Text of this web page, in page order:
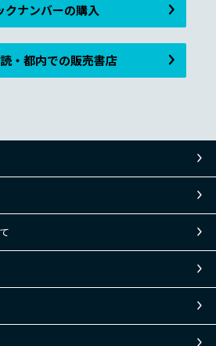
クナンバーの購入
・都内での販売書店